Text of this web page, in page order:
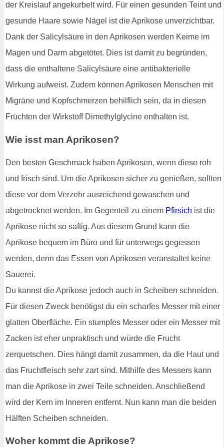
der Kreislauf angekurbelt wird. Für einen gesunden Teint und
gesunde Haare sowie Nägel ist die Aprikose unverzichtbar.
Dank der Salicylsäure in den Aprikosen werden Keime im
Magen und Darm abgetötet. Dies ist damit zu begründen,
dass die enthaltene Salicylsäure eine antibakterielle
Wirkung aufweist. Zudem können Aprikosen Menschen mit
Migräne und Kopfschmerzen behilflich sein, da in diesen
Früchten der Wirkstoff Dimethylglycine enthalten ist.
Wie isst man Aprikosen?
Den besten Geschmack haben Aprikosen, wenn diese roh
und frisch sind. Um die Aprikosen sicher zu genießen, sollten
diese vor dem Verzehr ausreichend gewaschen und
abgetrocknet werden. Im Gegenteil zu einem Pfirsich ist die
Aprikose nicht so saftig. Aus diesem Grund kann die
Aprikose bequem im Büro und für unterwegs gegessen
werden, denn das Essen von Aprikosen veranstaltet keine
Sauerei.
Du kannst die Aprikose jedoch auch in Scheiben schneiden.
Für diesen Zweck benötigst du ein scharfes Messer mit einer
glatten Oberfläche. Ein stumpfes Messer oder ein Messer mit
Zacken ist eher unpraktisch und würde die Frucht
zerquetschen. Dies hängt damit zusammen, da die Haut und
das Fruchtfleisch sehr zart sind. Mithilfe des Messers kann
man die Aprikose in zwei Teile schneiden. Anschließend
wird der Kern im Inneren entfernt. Nun kann man die beiden
Hälften Scheiben schneiden.
Woher kommt die Aprikose?